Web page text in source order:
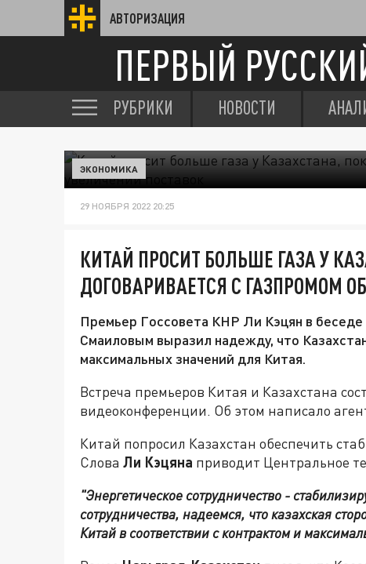
АВТОРИЗАЦИЯ
ПЕРВЫЙ
РУБРИКИ НОВОСТИ
ЭКОНОМИКА
29 НОЯБРЯ 2022 20:25
КИТАЙ ПРОСИТ БОЛЬШЕ ГАЗА У
ДОГОВАРИВАЕТСЯ С ГАЗПРОМОМ
Премьер Госсовета КНР Ли Кэцян в
Смаиловым выразил надежду, что
максимальных значений для Китая.
Встреча премьеров Китая и Казахстана
видеоконференции. Об этом написало
Китай попросил Казахстан обеспечить
Слова Ли Кэцяна приводит Центральное
"Энергетическое сотрудничество -
сотрудничества, надеемся, что казахская
Китай в соответствии с контрактом и